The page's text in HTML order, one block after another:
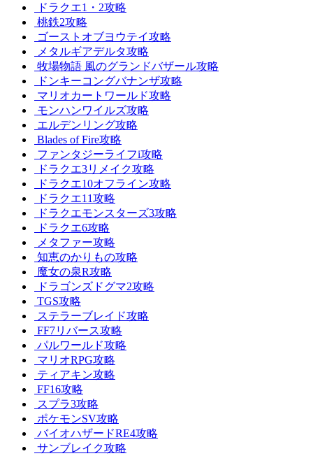
ドラクエ1・2攻略
桃鉄2攻略
ゴーストオブヨウテイ攻略
メタルギアデルタ攻略
牧場物語 風のグランドバザール攻略
ドンキーコングバナンザ攻略
マリオカートワールド攻略
モンハンワイルズ攻略
エルデンリング攻略
Blades of Fire攻略
ファンタジーライフi攻略
ドラクエ3リメイク攻略
ドラクエ10オフライン攻略
ドラクエ11攻略
ドラクエモンスターズ3攻略
ドラクエ6攻略
メタファー攻略
知恵のかりもの攻略
魔女の泉R攻略
ドラゴンズドグマ2攻略
TGS攻略
ステラーブレイド攻略
FF7リバース攻略
パルワールド攻略
マリオRPG攻略
ティアキン攻略
FF16攻略
スプラ3攻略
ポケモンSV攻略
バイオハザードRE4攻略
サンブレイク攻略